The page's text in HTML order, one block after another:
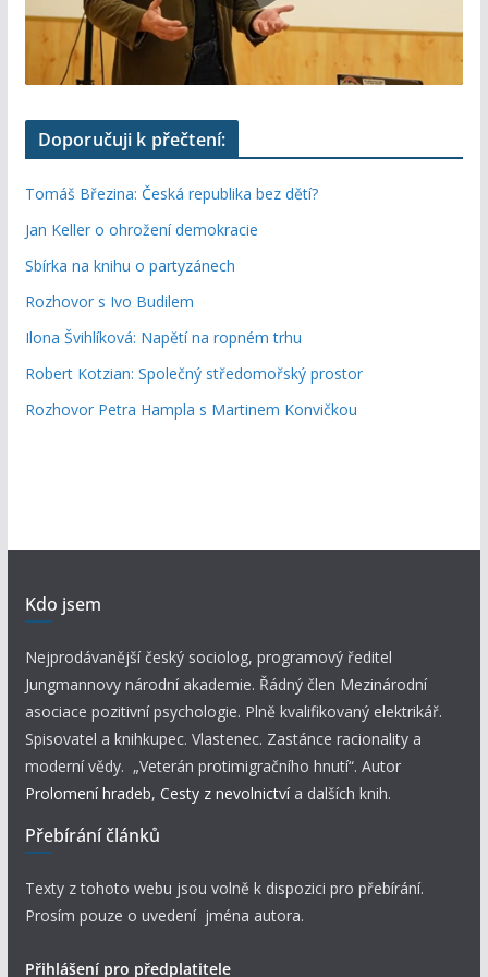
Doporučuji k přečtení:
Tomáš Březina: Česká republika bez dětí?
Jan Keller o ohrožení demokracie
Sbírka na knihu o partyzánech
Rozhovor s Ivo Budilem
Ilona Švihlíková: Napětí na ropném trhu
Robert Kotzian: Společný středomořský prostor
Rozhovor Petra Hampla s Martinem Konvičkou
Kdo jsem
Nejprodávanější český sociolog, programový ředitel
Jungmannovy národní akademie. Řádný člen Mezinárodní
asociace pozitivní psychologie. Plně kvalifikovaný elektrikář.
Spisovatel a knihkupec. Vlastenec. Zastánce racionality a
moderní vědy. „Veterán protimigračního hnutí“. Autor
Prolomení hradeb, Cesty z nevolnictví a dalších knih.
Přebírání článků
Texty z tohoto webu jsou volně k dispozici pro přebírání.
Prosím pouze o uvedení jména autora.
Přihlášení pro předplatitele